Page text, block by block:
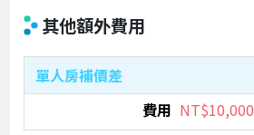
其他額外費用
單人房補價差
NT$10,000